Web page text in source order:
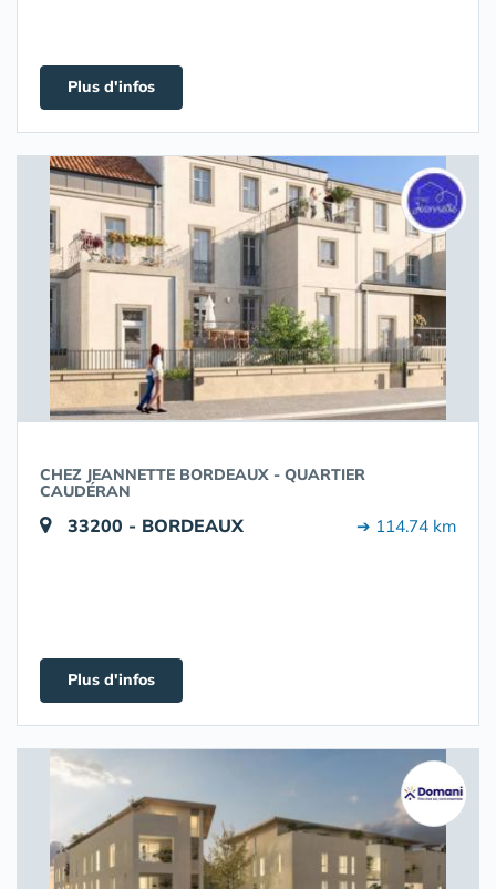
Plus d'infos
CHEZ JEANNETTE BORDEAUX - QUARTIER
CAUDÉRAN
33200 - BORDEAUX ➔ 114.74 km
Plus d'infos